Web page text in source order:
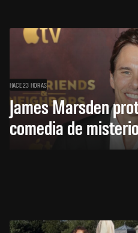
HACE 23 HORAS
James Marsden
comedia de